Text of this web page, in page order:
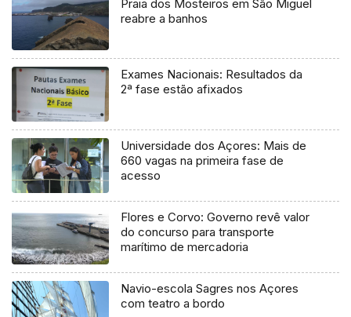
Praia dos Mosteiros em São Miguel
reabre a banhos
Exames Nacionais: Resultados da
2ª fase estão afixados
Universidade dos Açores: Mais de
660 vagas na primeira fase de
acesso
Flores e Corvo: Governo revê valor
do concurso para transporte
marítimo de mercadoria
Navio-escola Sagres nos Açores
com teatro a bordo